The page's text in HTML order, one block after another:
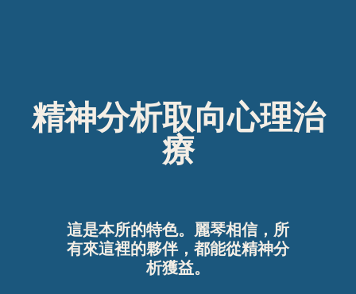
精神分析取向心理治
療
這是本所的特色。麗琴相信，所
有來這裡的夥伴，都能從精神分
析獲益。